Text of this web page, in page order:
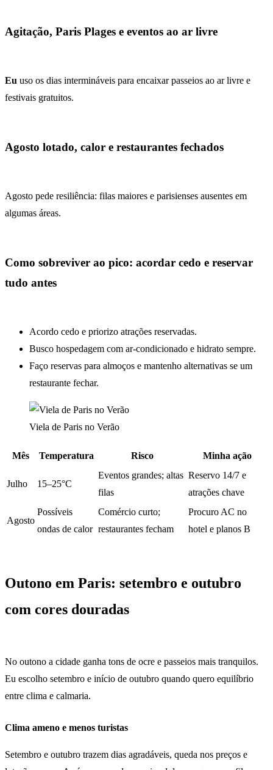
Agitação, Paris Plages e eventos ao ar livre
Eu uso os dias intermináveis para encaixar passeios ao ar livre e
festivais gratuitos.
Agosto lotado, calor e restaurantes fechados
Agosto pede resiliência: filas maiores e parisienses ausentes em
algumas áreas.
Como sobreviver ao pico: acordar cedo e reservar
tudo antes
Acordo cedo e priorizo atrações reservadas.
Busco hospedagem com ar-condicionado e hidrato sempre.
Faço reservas para almoços e mantenho alternativas se um
restaurante fechar.
Viela de Paris no Verão
Mês Temperatura Risco Minha ação
Julho 15–25°C
Eventos grandes; altas
filas
Reservo 14/7 e
atrações chave
Agosto
Possíveis
ondas de calor
Comércio curto;
restaurantes fecham
Procuro AC no
hotel e planos B
Outono em Paris: setembro e outubro
com cores douradas
No outono a cidade ganha tons de ocre e passeios mais tranquilos.
Eu escolho setembro e início de outubro quando quero equilíbrio
entre clima e calmaria.
Clima ameno e menos turistas
Setembro e outubro trazem dias agradáveis, queda nos preços e